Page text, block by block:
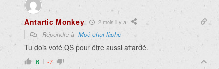
Antartic Monkey 2 mois il y a
Répondre à Moé chui lâche
Tu dois voté QS pour être aussi attardé.
6 -7